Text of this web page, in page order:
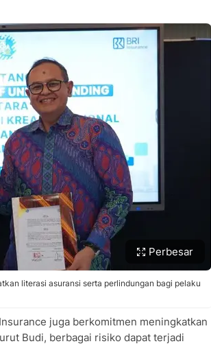
Perbesar
literasi asuransi serta perlindungan bagi pelaku
juga berkomitmen meningkatkan
Budi, berbagai risiko dapat terjadi